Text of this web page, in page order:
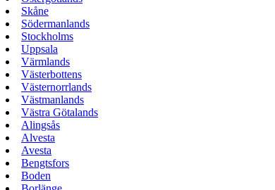
Skåne
Södermanlands
Stockholms
Uppsala
Värmlands
Västerbottens
Västernorrlands
Västmanlands
Västra Götalands
Alingsås
Alvesta
Avesta
Bengtsfors
Boden